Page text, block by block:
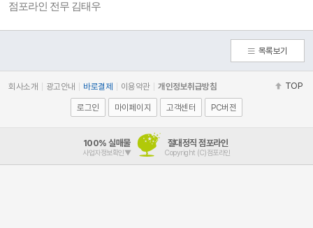
점포라인 전무 김태우
목록보기
회사소개 광고안내 바로결제 이용약관 개인정보취급방침 TOP
로그인 마이페이지 고객센터 PC버전
100% 실매물
사업자정보확인▼
절대정직 점포라인
Copyright (C)점포라인